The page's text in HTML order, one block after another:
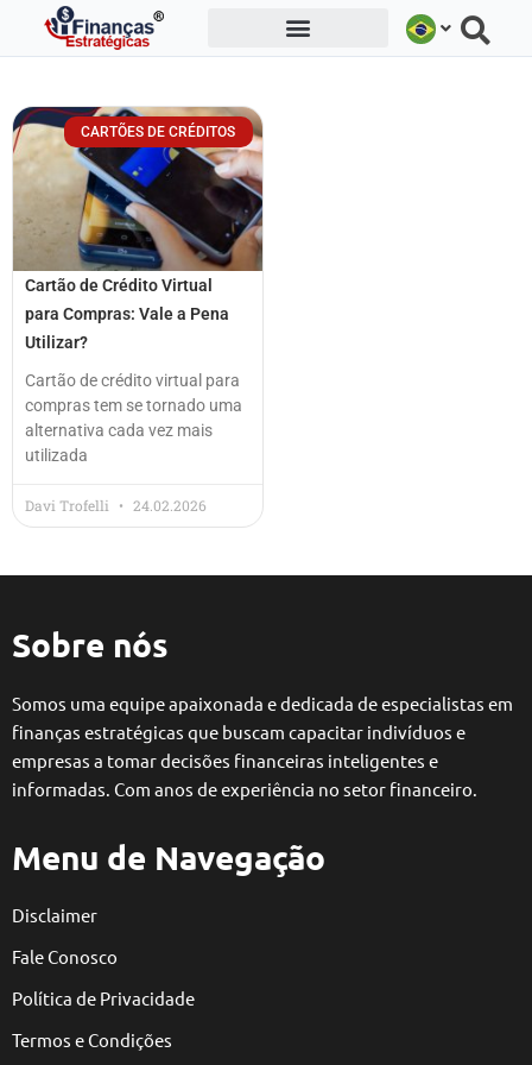
CARTÕES DE CRÉDITOS
Cartão de Crédito Virtual
para Compras: Vale a Pena
Utilizar?
Cartão de crédito virtual para
compras tem se tornado uma
alternativa cada vez mais
utilizada
Davi Trofelli 24.02.2026
Sobre nós
Somos uma equipe apaixonada e dedicada de especialistas em
finanças estratégicas que buscam capacitar indivíduos e
empresas a tomar decisões financeiras inteligentes e
informadas. Com anos de experiência no setor financeiro.
Menu de Navegação
Disclaimer
Fale Conosco
Política de Privacidade
Termos e Condições